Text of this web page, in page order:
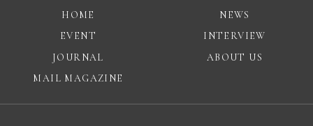
HOME
NEWS
EVENT
INTERVIEW
JOURNAL
ABOUT US
MAIL MAGAZINE